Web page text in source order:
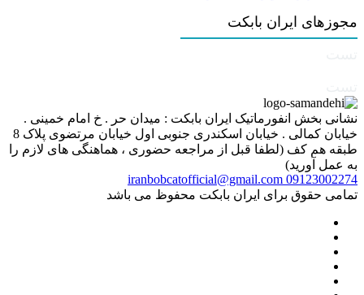
مجوزهای ایران بابکت
نشانی بخش انفورماتیک ایران بابکت : میدان حر . خ امام خمینی .
خیابان کمالی . خیابان اسکندری جنوبی اول خیابان مرتضوی پلاک 8
طبقه هم کف (لطفا قبل از مراجعه حضوری ، هماهنگی های لازم را
به عمل آورید)
09123002274
iranbobcatofficial@gmail.com
تمامی حقوق برای ایران بابکت محفوظ می باشد